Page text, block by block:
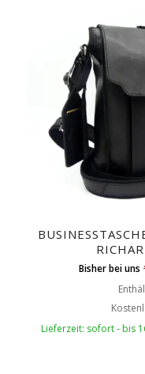
Bisher bei uns
Lieferzeit: sofort - bis